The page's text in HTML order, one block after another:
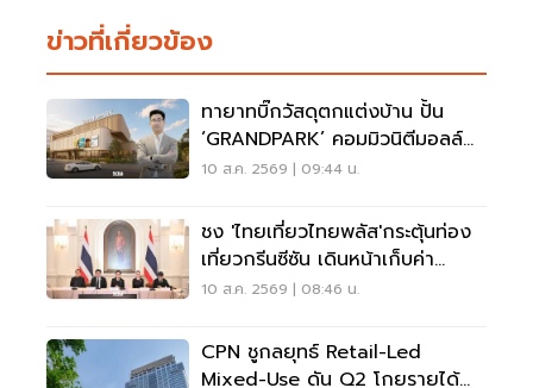
ข่าวที่เกี่ยวข้อง
ทายาทบิ๊กวัสดุตกแต่งบ้าน ปั้น
‘GRANDPARK’ คอมมิวนิตีมอลล์
สปอร์ตพรีเมียม 4,000 ล้าน
10 ส.ค. 2569 | 09:44 น.
ชง 'ไทยเที่ยวไทยพลัส'กระตุ้นท่อง
เที่ยวกรีนซีซัน เดินหน้าเก็บค่า
เหยียบแผ่นดิน
10 ส.ค. 2569 | 08:46 น.
CPN ชูกลยุทธ์ Retail-Led
Mixed-Use ดัน Q2 โกยรายได้